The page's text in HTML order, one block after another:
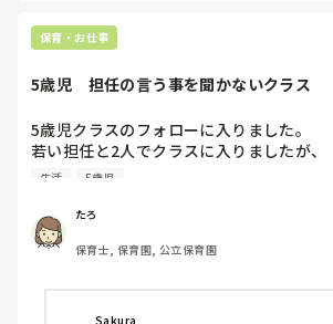
保育・お仕事
5歳児　担任の言う事を聞かないクラス
5歳児クラスのフォローに入りました。
若い担任と2人でクラスに入りましたが、
子どもたちは担任とまだ関係が作れてい
り。
動きの大きいくて、寝づらい一人の子に担
他の子のことは担任も注意するものの聞か
な？』と様子を見てしまいました。結局
生が静かにさせて、眠りにつけました。
生活 5歳児
たろ
保育士, 保育園, 公立保育園
Sakura